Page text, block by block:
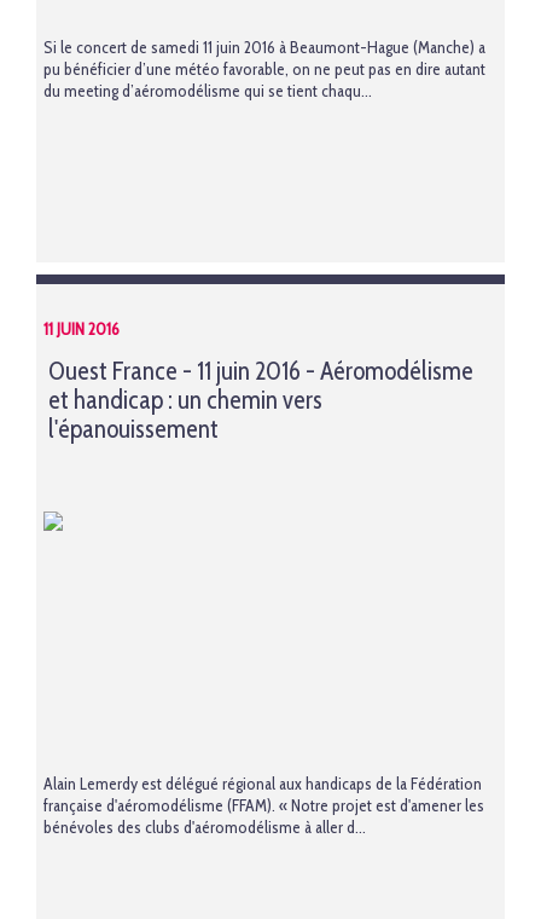
Si le concert de samedi 11 juin 2016 à Beaumont-Hague (Manche) a
pu bénéficier d’une météo favorable, on ne peut pas en dire autant
du meeting d’aéromodélisme qui se tient chaqu...
11 JUIN 2016
Ouest France - 11 juin 2016 - Aéromodélisme
et handicap : un chemin vers
l'épanouissement
Alain Lemerdy est délégué régional aux handicaps de la Fédération
française d'aéromodélisme (FFAM). « Notre projet est d'amener les
bénévoles des clubs d'aéromodélisme à aller d...